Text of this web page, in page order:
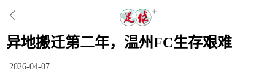
异地搬迁第二年，温州FC生存艰难
2026-04-07